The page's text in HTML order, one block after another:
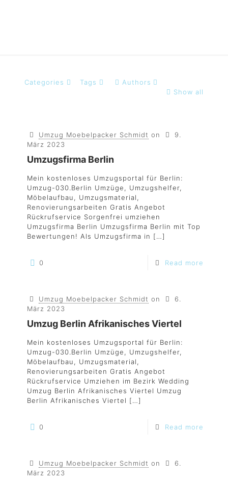
Categories Tags
Authors
Show all
Umzug Moebelpacker Schmidt on
9.
März 2023
Umzugsfirma Berlin
Mein kostenloses Umzugsportal für Berlin:
Umzug-030.Berlin Umzüge, Umzugshelfer,
Möbelaufbau, Umzugsmaterial,
Renovierungsarbeiten Gratis Angebot
Rückrufservice Sorgenfrei umziehen
Umzugsfirma Berlin Umzugsfirma Berlin mit Top
Bewertungen! Als Umzugsfirma in […]
0 Read more
Umzug Moebelpacker Schmidt on
6.
März 2023
Umzug Berlin Afrikanisches Viertel
Mein kostenloses Umzugsportal für Berlin:
Umzug-030.Berlin Umzüge, Umzugshelfer,
Möbelaufbau, Umzugsmaterial,
Renovierungsarbeiten Gratis Angebot
Rückrufservice Umziehen im Bezirk Wedding
Umzug Berlin Afrikanisches Viertel Umzug
Berlin Afrikanisches Viertel […]
0 Read more
Umzug Moebelpacker Schmidt on
6.
März 2023